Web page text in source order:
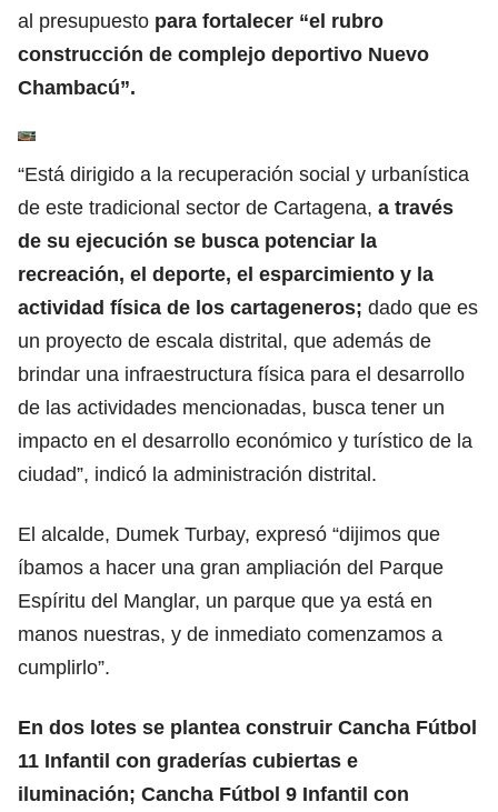
al presupuesto para fortalecer “el rubro
construcción de complejo deportivo Nuevo
Chambacú”.
“Está dirigido a la recuperación social y urbanística
de este tradicional sector de Cartagena, a través
de su ejecución se busca potenciar la
recreación, el deporte, el esparcimiento y la
actividad física de los cartageneros; dado que es
un proyecto de escala distrital, que además de
brindar una infraestructura física para el desarrollo
de las actividades mencionadas, busca tener un
impacto en el desarrollo económico y turístico de la
ciudad”, indicó la administración distrital.
El alcalde, Dumek Turbay, expresó “dijimos que
íbamos a hacer una gran ampliación del Parque
Espíritu del Manglar, un parque que ya está en
manos nuestras, y de inmediato comenzamos a
cumplirlo”.
En dos lotes se plantea construir Cancha Fútbol
11 Infantil con graderías cubiertas e
iluminación; Cancha Fútbol 9 Infantil con